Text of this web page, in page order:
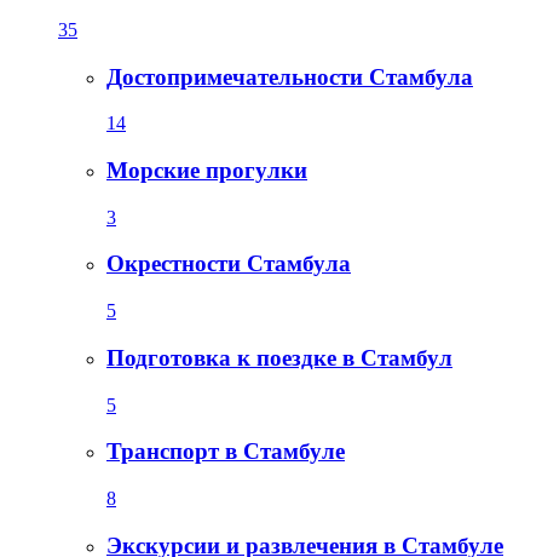
35
Достопримечательности Стамбула
14
Морские прогулки
3
Окрестности Стамбула
5
Подготовка к поездке в Стамбул
5
Транспорт в Стамбуле
8
Экскурсии и развлечения в Стамбуле